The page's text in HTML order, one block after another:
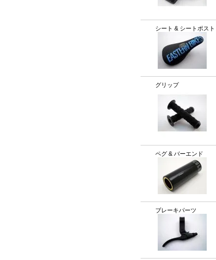
シート & シートポスト
グリップ
ペグ & バーエンド
ブレーキパーツ